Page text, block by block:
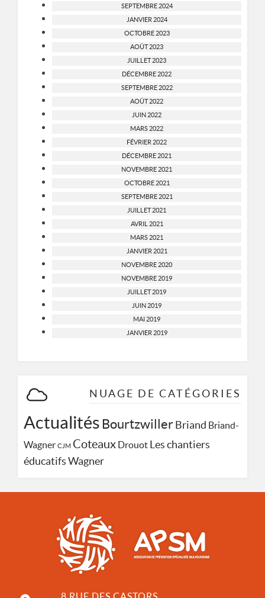
SEPTEMBRE 2024
JANVIER 2024
OCTOBRE 2023
AOÛT 2023
JUILLET 2023
DÉCEMBRE 2022
SEPTEMBRE 2022
AOÛT 2022
JUIN 2022
MARS 2022
FÉVRIER 2022
DÉCEMBRE 2021
NOVEMBRE 2021
OCTOBRE 2021
SEPTEMBRE 2021
JUILLET 2021
AVRIL 2021
MARS 2021
JANVIER 2021
NOVEMBRE 2020
NOVEMBRE 2019
JUILLET 2019
JUIN 2019
MAI 2019
JANVIER 2019
NUAGE DE CATÉGORIES
Actualités Bourtzwiller Briand Briand-
Wagner CJM Coteaux Drouot Les chantiers
éducatifs Wagner